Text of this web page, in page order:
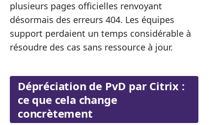
plusieurs pages officielles renvoyant
désormais des erreurs 404. Les équipes
support perdaient un temps considérable à
résoudre des cas sans ressource à jour.
Dépréciation de PvD par Citrix :
ce que cela change
concrètement